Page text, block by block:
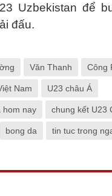
Uzbekistan để
đấu.
Văn Thanh Công
Nam U23 châu Á
hom nay chung kết U23
bong da tin tuc trong